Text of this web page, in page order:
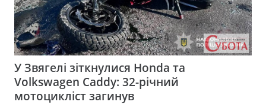
У Звягелі зіткнулися Honda та
Volkswagen Caddy: 32-річний
мотоцикліст загинув